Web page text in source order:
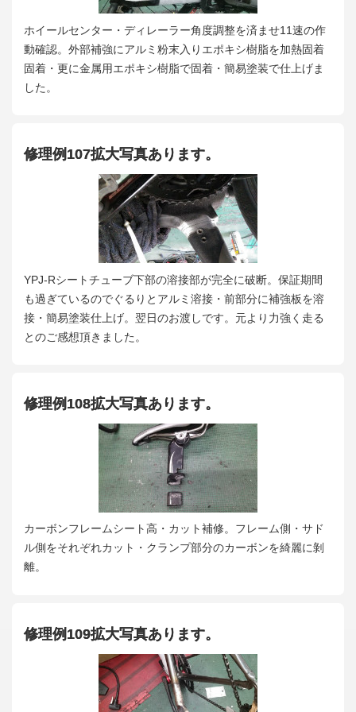
ホイールセンター・ディレーラー角度調整を済ませ11速の作
動確認。外部補強にアルミ粉末入りエポキシ樹脂を加熱固着
固着・更に金属用エポキシ樹脂で固着・簡易塗装で仕上げま
した。
修理例107拡大写真あります。
YPJ-Rシートチューブ下部の溶接部が完全に破断。保証期間
も過ぎているのでぐるりとアルミ溶接・前部分に補強板を溶
接・簡易塗装仕上げ。翌日のお渡しです。元より力強く走る
とのご感想頂きました。
修理例108拡大写真あります。
カーボンフレームシート高・カット補修。フレーム側・サド
ル側をそれぞれカット・クランプ部分のカーボンを綺麗に剝
離。
修理例109拡大写真あります。